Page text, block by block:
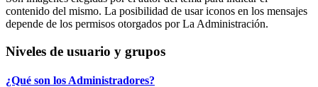
contenido del mismo. La posibilidad de usar iconos en los mensajes
depende de los permisos otorgados por La Administración.
Niveles de usuario y grupos
¿Qué son los Administradores?